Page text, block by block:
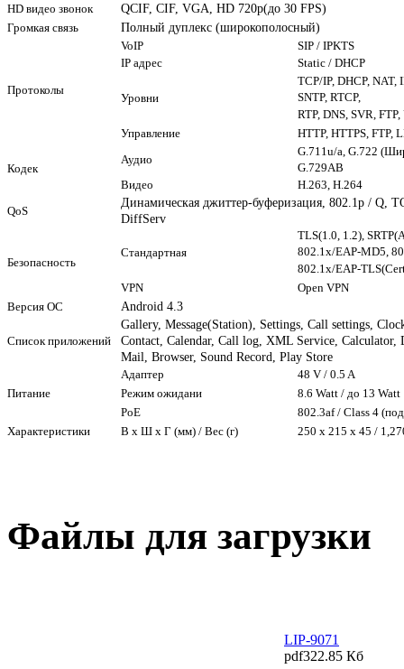
HD видео звонок QCIF, CIF, VGA, HD 720p(до 30 FPS)
Громкая связь Полный дуплекс (широкополосный)
Протоколы
VoIP
SIP / IPKTS
IP адрес
Static / DHCP
Уровни
TCP/IP, DHCP, NAT,
SNTP, RTCP,
RTP, DNS, SVR,
Управление
HTTP, HTTPS, FTP,
Кодек
Аудио
G.711u/a, G.722
G.729AB
Видео
H.263, H.264
QoS
Динамическая джиттер-буферизация, 802.1p / Q,
DiffServ
Безопасность
Стандартная
TLS(1.0, 1.2),
802.1x/EAP-MD5,
802.1x/EAP-
VPN
Open VPN
Версия ОС
Android 4.3
Список приложений
Gallery, Message(Station), Settings, Call settings,
Contact, Calendar, Call log, XML Service, Calculator,
Mail, Browser, Sound Record, Play Store
Питание
Адаптер
48 V / 0.5 A
Режим ожидани
8.6 Watt / до 13 Watt
PoE
802.3af / Class 4
Характеристики
В x Ш x Г (мм) / Вес (г) 250 x 215 x 45 /
Файлы для загрузки
LIP-9071
pdf322.85 Кб